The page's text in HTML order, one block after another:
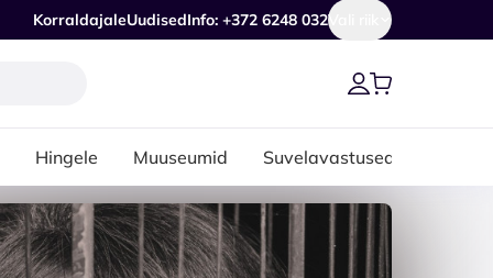
KorraldajaleUudisedInfo: +372 6248 032Vali riik
Hingele Muuseumid Suvelavastused